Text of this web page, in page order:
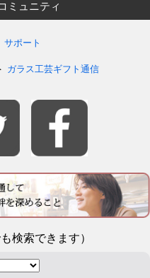
ミュニティ
サポート
ガラス工芸ギフト通信
検索できます）